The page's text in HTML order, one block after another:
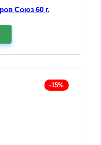
Союз 60 г.
-15%